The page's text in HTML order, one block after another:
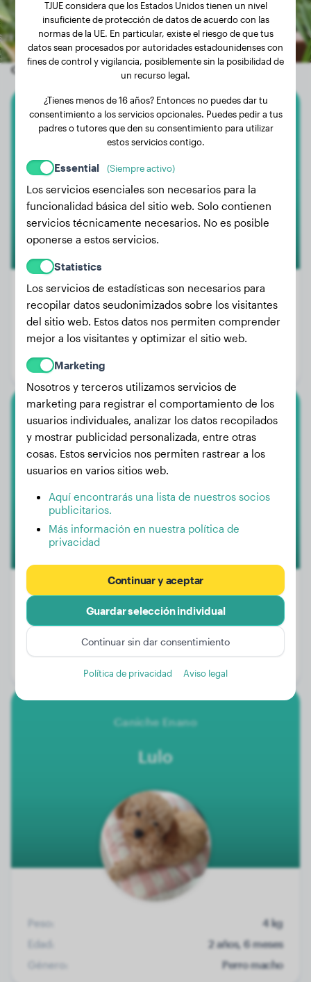
Otros perros aleatorios
Border Terrier
Peso:
10 kg
Edad:
4 años, 2 meses
Género:
Chow Chow
Gotzin
Peso:
No hay datos
4 años, 3 meses
Caniche Enano
Lulo
Peso:
4 kg
Edad:
2 años, 6 meses
Género:
Perro macho
TJUE considera que los Estados Unidos tienen un nivel
insuficiente de protección de datos de acuerdo con las
normas de la UE. En particular, existe el riesgo de que tus
datos sean procesados por autoridades estadounidenses con
fines de control y vigilancia, posiblemente sin la posibilidad de
un recurso legal.
¿Tienes menos de 16 años? Entonces no puedes dar tu
consentimiento a los servicios opcionales. Puedes pedir a tus
padres o tutores que den su consentimiento para utilizar
estos servicios contigo.
Essential (Siempre activo)
Los servicios esenciales son necesarios para la
funcionalidad básica del sitio web. Solo contienen
servicios técnicamente necesarios. No es posible
oponerse a estos servicios.
Statistics
Los servicios de estadísticas son necesarios para
recopilar datos seudonimizados sobre los visitantes
del sitio web. Estos datos nos permiten comprender
mejor a los visitantes y optimizar el sitio web.
Marketing
Nosotros y terceros utilizamos servicios de
marketing para registrar el comportamiento de los
usuarios individuales, analizar los datos recopilados
y mostrar publicidad personalizada, entre otras
cosas. Estos servicios nos permiten rastrear a los
usuarios en varios sitios web.
Aquí encontrarás una lista de nuestros socios
publicitarios.
Más información en nuestra política de
privacidad
Continuar y aceptar
Guardar selección individual
Continuar sin dar consentimiento
Política de privacidad Aviso legal